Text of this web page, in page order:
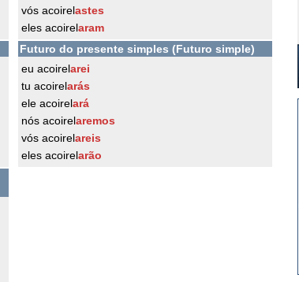
vós acoirelastes
eles acoirelaram
Futuro do presente simples (Futuro simple)
eu acoirelarei
tu acoirelarás
ele acoirelará
nós acoirelaremos
vós acoirelareis
eles acoirelarão